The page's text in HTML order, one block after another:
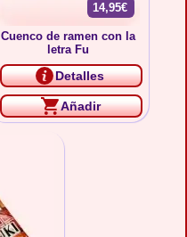
14,95€
Cuenco de ramen con la
letra Fu
Detalles
Añadir